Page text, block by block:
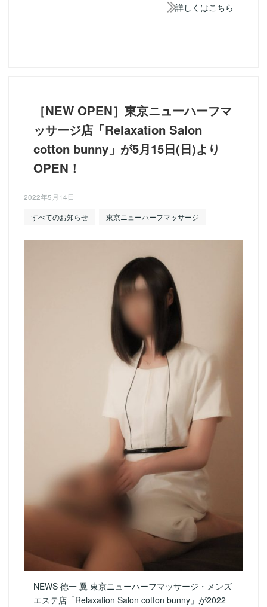
詳しくはこちら
［NEW OPEN］東京ニューハーフマ
ッサージ店「Relaxation Salon
cotton bunny」が5月15日(日)より
OPEN！
2022年5月14日
すべてのお知らせ
東京ニューハーフマッサージ
NEWS 徳一 翼 東京ニューハーフマッサージ・メンズ
エステ店「Relaxation Salon cotton bunny」が2022